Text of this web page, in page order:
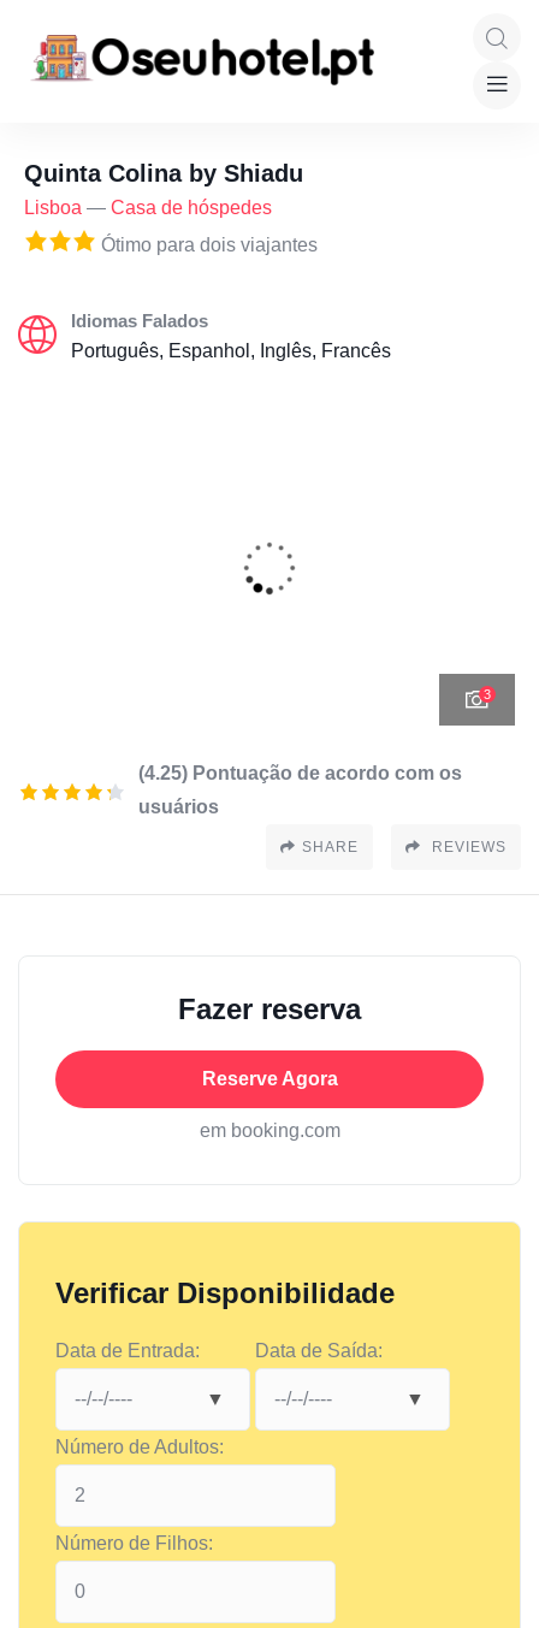
Quinta Colina by Shiadu
Lisboa — Casa de hóspedes
Ótimo para dois viajantes
Idiomas Falados
Português, Espanhol, Inglês, Francês
3
(4.25) Pontuação de acordo com os
usuários
SHARE REVIEWS
Fazer reserva
Reserve Agora
em booking.com
Verificar Disponibilidade
Data de Entrada: Data de Saída:
Número de Adultos:
Número de Filhos: